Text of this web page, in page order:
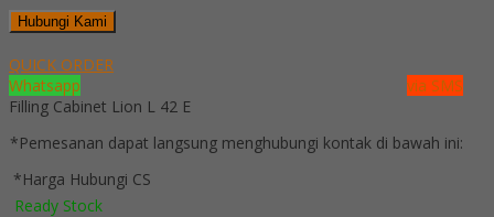
Hubungi Kami
QUICK ORDER
Whatsapp
via SMS
Filling Cabinet Lion L 42 E
*Pemesanan dapat langsung menghubungi kontak di bawah ini:
*Harga Hubungi CS
Ready Stock